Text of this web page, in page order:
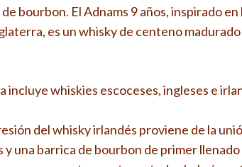
bourbon. El Adnams 9 años, inspirado
es un whisky de centeno
incluye whiskies escoceses, ingleses e
del whisky irlandés proviene de la
y una barrica de bourbon de primer